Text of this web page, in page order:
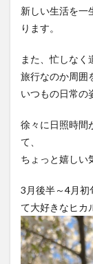
新しい生活を一
ります。
また、忙しなく
旅行なのか周囲
いつもの日常の
徐々に日照時間
て、
ちょっと嬉しい
3月後半～4月初
て大好きなヒカ